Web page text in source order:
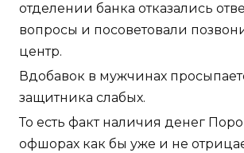
отделении банка отказались
вопросы и посоветовали
центр.
Вдобавок в мужчинах
защитника слабых.
То есть факт наличия денег
офшорах как бы уже и не